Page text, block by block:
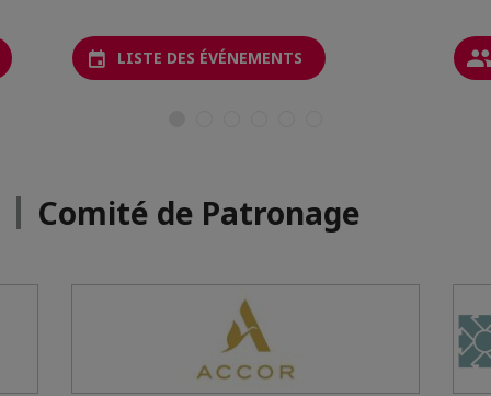
LISTE DES ÉVÉNEMENTS
Comité de Patronage